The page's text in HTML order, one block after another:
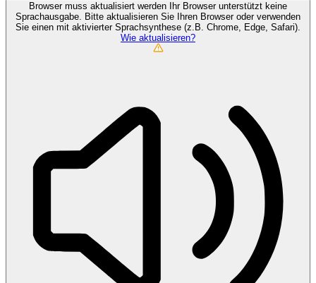
Browser muss aktualisiert werden
Ihr Browser unterstützt keine
Sprachausgabe. Bitte aktualisieren Sie Ihren Browser oder verwenden
Sie einen mit aktivierter Sprachsynthese (z.B. Chrome, Edge, Safari).
Wie aktualisieren?